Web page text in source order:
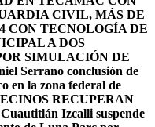
CIVIL, MÁS DE
CON TECNOLOGÍA DE
A DOS
SIMULACIÓN DE
Serrano conclusión de
en la zona federal de
RECUPERAN
Izcalli suspende